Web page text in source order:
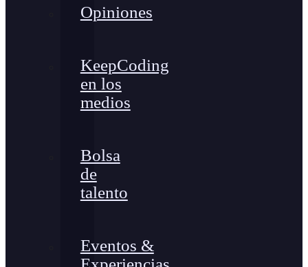
Opiniones
KeepCoding
en los
medios
Bolsa
de
talento
Eventos &